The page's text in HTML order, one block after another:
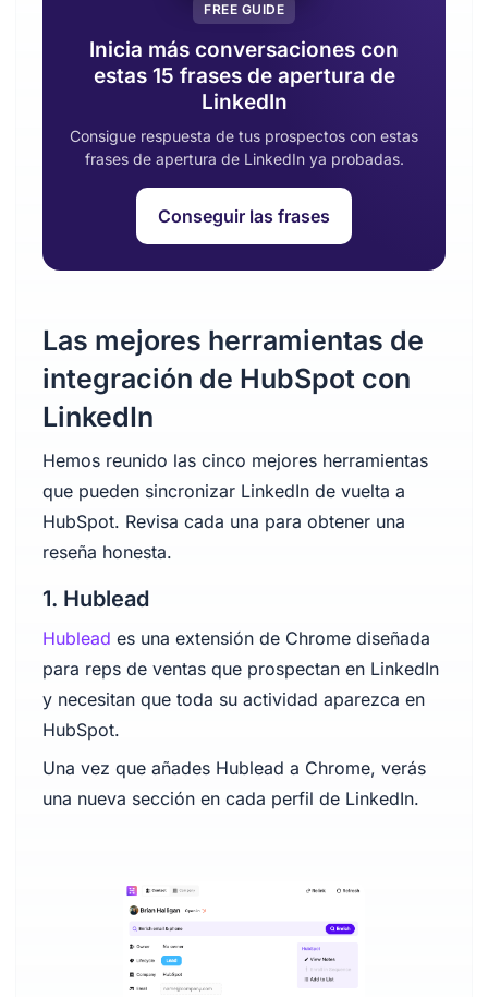
FREE GUIDE
Inicia más conversaciones con
estas 15 frases de apertura de
LinkedIn
Consigue respuesta de tus prospectos con estas
frases de apertura de LinkedIn ya probadas.
Conseguir las frases
Las mejores herramientas de
integración de HubSpot con
LinkedIn
Hemos reunido las cinco mejores herramientas
que pueden sincronizar LinkedIn de vuelta a
HubSpot. Revisa cada una para obtener una
reseña honesta.
1. Hublead
Hublead es una extensión de Chrome diseñada
para reps de ventas que prospectan en LinkedIn
y necesitan que toda su actividad aparezca en
HubSpot.
Una vez que añades Hublead a Chrome, verás
una nueva sección en cada perfil de LinkedIn.